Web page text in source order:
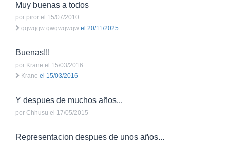
Muy buenas a todos
por piror el 15/07/2010
qqwqqw qwqwqwqw el 20/11/2025
Buenas!!!
por Krane el 15/03/2016
Krane el 15/03/2016
Y despues de muchos años...
por Chhusu el 17/05/2015
Representacion despues de unos años...